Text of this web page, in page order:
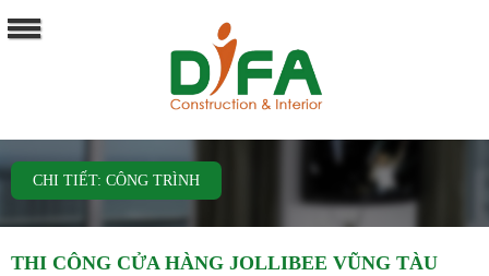
CHI TIẾT: CÔNG TRÌNH
THI CÔNG CỬA HÀNG JOLLIBEE VŨNG TÀU